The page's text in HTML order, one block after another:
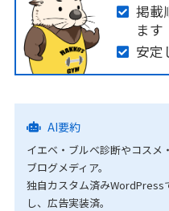
掲載
ます
安定
AI要約
イエベ・ブルベ診断やコスメ
ブログメディア。
独自カスタム済みWordPress
し、広告実装済。